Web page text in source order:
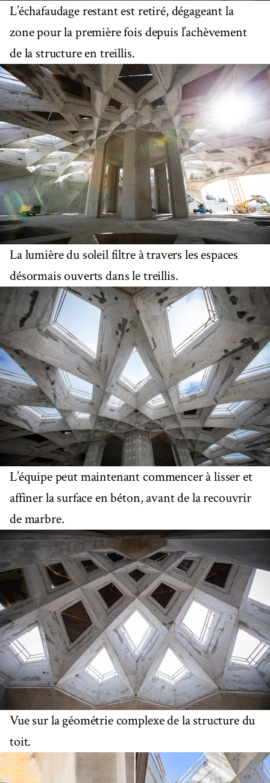
L’échafaudage restant est retiré, dégageant la
zone pour la première fois depuis l’achèvement
de la structure en treillis.
La lumière du soleil filtre à travers les espaces
désormais ouverts dans le treillis.
L’équipe peut maintenant commencer à lisser et
affiner la surface en béton, avant de la recouvrir
de marbre.
Vue sur la géométrie complexe de la structure du
toit.